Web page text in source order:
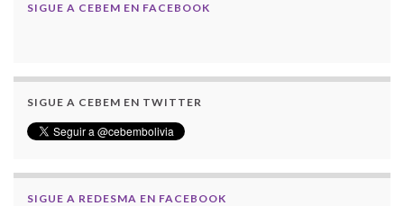
SIGUE A CEBEM EN FACEBOOK
SIGUE A CEBEM EN TWITTER
SIGUE A REDESMA EN FACEBOOK